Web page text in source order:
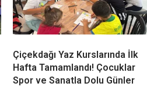
Çiçekdağı Yaz Kurslarında İlk
Hafta Tamamlandı! Çocuklar
Spor ve Sanatla Dolu Günler